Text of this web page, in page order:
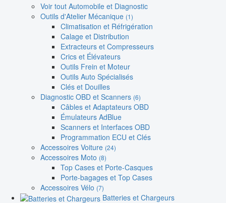
Voir tout Automobile et Diagnostic
Outils d'Atelier Mécanique (1)
Climatisation et Réfrigération
Calage et Distribution
Extracteurs et Compresseurs
Crics et Élévateurs
Outils Frein et Moteur
Outils Auto Spécialisés
Clés et Douilles
Diagnostic OBD et Scanners (6)
Câbles et Adaptateurs OBD
Émulateurs AdBlue
Scanners et Interfaces OBD
Programmation ECU et Clés
Accessoires Voiture (24)
Accessoires Moto (8)
Top Cases et Porte-Casques
Porte-bagages et Top Cases
Accessoires Vélo (7)
Batteries et Chargeurs